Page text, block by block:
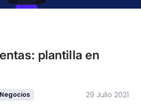
plantilla en
Negocios 29 Julio 2021